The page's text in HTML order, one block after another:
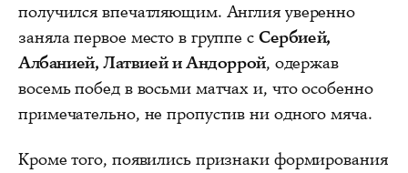
получился впечатляющим. Англия уверенно
заняла первое место в группе с Сербией,
Албанией, Латвией и Андоррой, одержав
восемь побед в восьми матчах и, что особенно
примечательно, не пропустив ни одного мяча.
Кроме того, появились признаки формирования